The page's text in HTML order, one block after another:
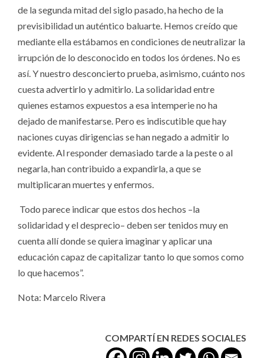
de la segunda mitad del siglo pasado, ha hecho de la
previsibilidad un auténtico baluarte. Hemos creído que
mediante ella estábamos en condiciones de neutralizar la
irrupción de lo desconocido en todos los órdenes. No es
así. Y nuestro desconcierto prueba, asimismo, cuánto nos
cuesta advertirlo y admitirlo. La solidaridad entre
quienes estamos expuestos a esa intemperie no ha
dejado de manifestarse. Pero es indiscutible que hay
naciones cuyas dirigencias se han negado a admitir lo
evidente. Al responder demasiado tarde a la peste o al
negarla, han contribuido a expandirla, a que se
multiplicaran muertes y enfermos.
Todo parece indicar que estos dos hechos –la
solidaridad y el desprecio– deben ser tenidos muy en
cuenta allí donde se quiera imaginar y aplicar una
educación capaz de capitalizar tanto lo que somos como
lo que hacemos”.
Nota: Marcelo Rivera
COMPARTÍ EN REDES SOCIALES